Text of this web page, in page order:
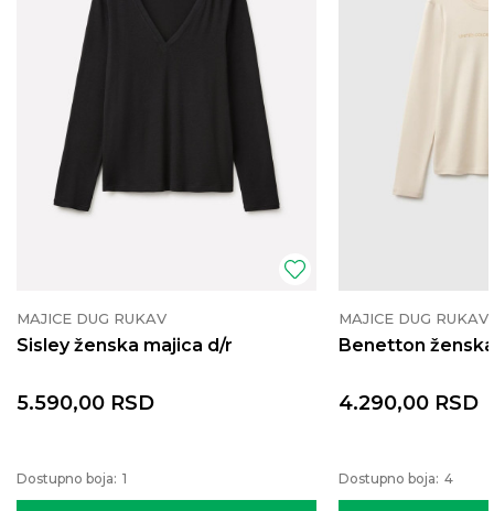
MAJICE DUG RUKAV
Sisley ženska majica d/r
5.590,00 RSD
Dostupno boja: 1
MAJICE DUG RUKAV
Benetton
4.290,00 RSD
Dostupno boja: 4